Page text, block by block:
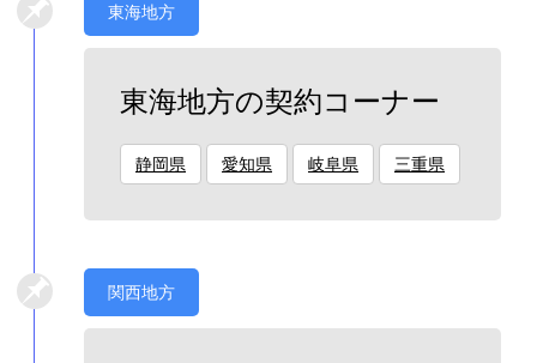
東海地方
東海地方の契約コーナー
静岡県 愛知県 岐阜県 三重県
関西地方